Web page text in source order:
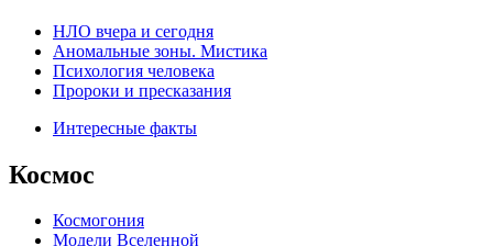
НЛО вчера и сегодня
Аномальные зоны. Мистика
Психология человека
Пророки и пресказания
Интересные факты
Космос
Космогония
Модели Вселенной